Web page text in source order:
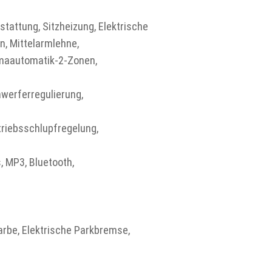
Sitzheizung, Elektrische
Mittelarmlehne,
2-Zonen,
MP3, Bluetooth,
Elektrische Parkbremse,